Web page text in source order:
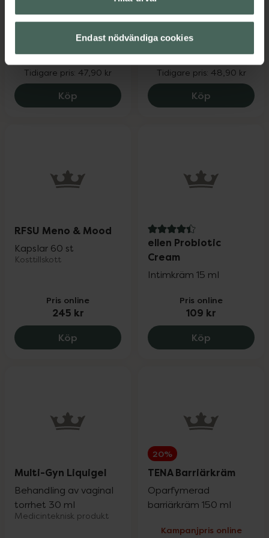
Endast nödvändiga cookies
Kampanjpris online
38,32 kr
Tidigare pris: 47,90 kr
Köp TENA Discreet Extra Instadry, 38.32 kr.
18 st
Medicinteknisk produkt
Kampanjpris online
39,12 kr
Tidigare pris: 48,90 kr
Köp TENA
RFSU Meno & Mood
Kapslar 60 st
Kosttillskott
Pris online
245 kr
Köp RFSU Meno & Mood, 245 kr.
4.4 av 5 i omdöme
ellen Probiotic
Cream
Intimkräm 15 ml
Pris online
109 kr
Köp ellen
Multi-Gyn Liquigel
Behandling av vaginal
torrhet 30 ml
Medicinteknisk produkt
20%
TENA Barriärkräm
Oparfymerad
barriärkräm 150 ml
Kampanjpris online